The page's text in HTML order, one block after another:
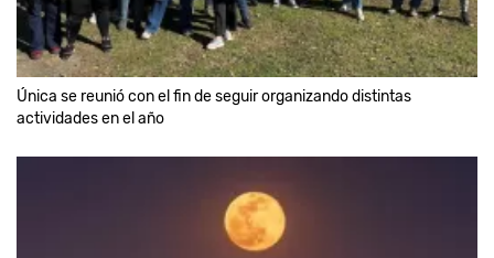
Única se reunió con el fin de seguir organizando distintas
actividades en el año